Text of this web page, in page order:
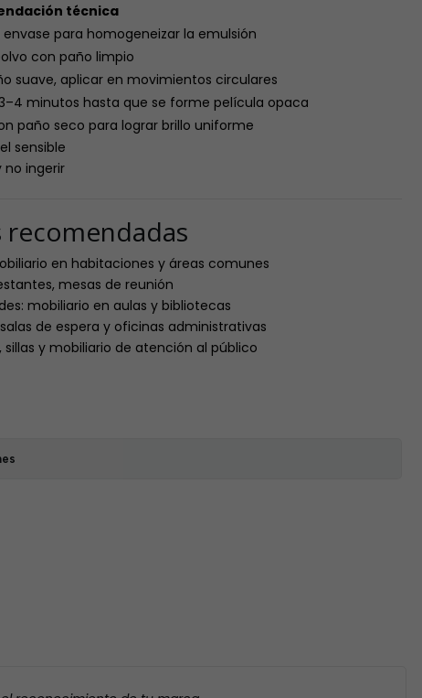
técnica
envase para homogeneizar la emulsión
con paño limpio
suave, aplicar en movimientos circulares
minutos hasta que se forme película opaca
paño seco para lograr brillo uniforme
sensible
no ingerir
recomendadas
en habitaciones y áreas comunes
mesas de reunión
mobiliario en aulas y bibliotecas
de espera y oficinas administrativas
y mobiliario de atención al público